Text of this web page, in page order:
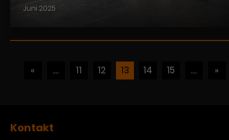
Juni 2025
« .... 11 12 13 14 15 .... »
Kontakt